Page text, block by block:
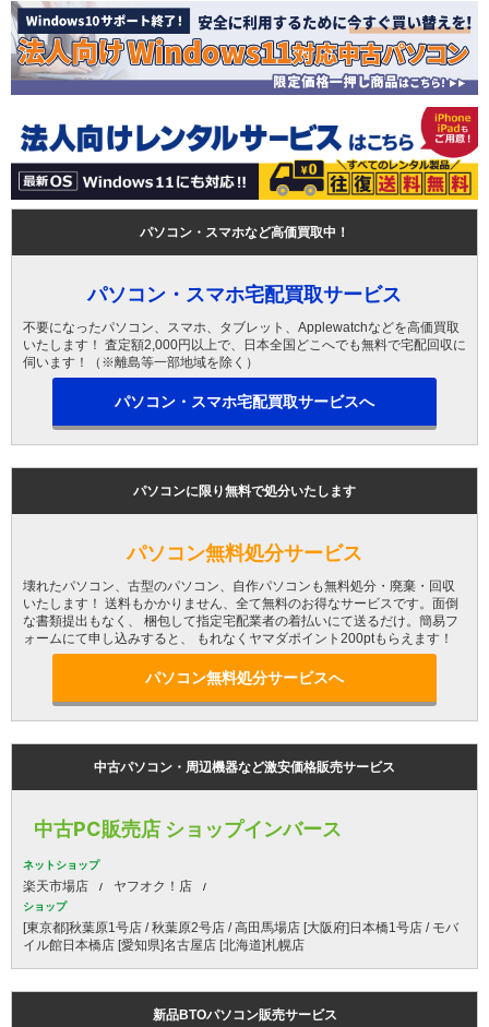
パソコン・スマホなど高価買取中！
パソコン・スマホ宅配買取サービス
不要になったパソコン、スマホ、タブレット、Applewatchなどを高価買取
いたします！ 査定額2,000円以上で、日本全国どこへでも無料で宅配回収に
伺います！（※離島等一部地域を除く）
パソコン・スマホ宅配買取サービスへ
パソコンに限り無料で処分いたします
パソコン無料処分サービス
壊れたパソコン、古型のパソコン、自作パソコンも無料処分・廃棄・回収
いたします！ 送料もかかりません、全て無料のお得なサービスです。面倒
な書類提出もなく、 梱包して指定宅配業者の着払いにて送るだけ。簡易フ
ォームにて申し込みすると、 もれなくヤマダポイント200ptもらえます！
パソコン無料処分サービスへ
中古パソコン・周辺機器など激安価格販売サービス
中古PC販売店 ショップインバース
ネットショップ
楽天市場店 ヤフオク！店
ショップ
[東京都]秋葉原1号店 / 秋葉原2号店 / 高田馬場店 [大阪府]日本橋1号店 / モバ
イル館日本橋店 [愛知県]名古屋店 [北海道]札幌店
新品BTOパソコン販売サービス